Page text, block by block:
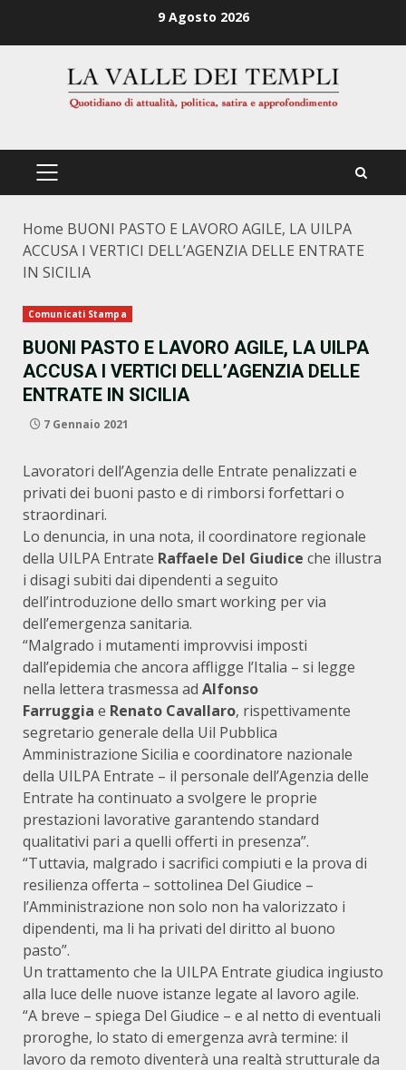
9 Agosto 2026
PRIMÄRES
Home BUONI PASTO E LAVORO AGILE, LA UILPA
ACCUSA I VERTICI DELL’AGENZIA DELLE ENTRATE
IN SICILIA
Comunicati Stampa
BUONI PASTO E LAVORO AGILE, LA UILPA
ACCUSA I VERTICI DELL’AGENZIA DELLE
ENTRATE IN SICILIA
7 Gennaio 2021
Lavoratori dell’Agenzia delle Entrate penalizzati e
privati dei buoni pasto e di rimborsi forfettari o
straordinari.
Lo denuncia, in una nota, il coordinatore regionale
della UILPA Entrate Raffaele Del Giudice che illustra
i disagi subiti dai dipendenti a seguito
dell’introduzione dello smart working per via
dell’emergenza sanitaria.
“Malgrado i mutamenti improvvisi imposti
dall’epidemia che ancora affligge l’Italia – si legge
nella lettera trasmessa ad Alfonso
Farruggia e Renato Cavallaro, rispettivamente
segretario generale della Uil Pubblica
Amministrazione Sicilia e coordinatore nazionale
della UILPA Entrate – il personale dell’Agenzia delle
Entrate ha continuato a svolgere le proprie
prestazioni lavorative garantendo standard
qualitativi pari a quelli offerti in presenza”.
“Tuttavia, malgrado i sacrifici compiuti e la prova di
resilienza offerta – sottolinea Del Giudice –
l’Amministrazione non solo non ha valorizzato i
dipendenti, ma li ha privati del diritto al buono
pasto”.
Un trattamento che la UILPA Entrate giudica ingiusto
alla luce delle nuove istanze legate al lavoro agile.
“A breve – spiega Del Giudice – e al netto di eventuali
proroghe, lo stato di emergenza avrà termine: il
lavoro da remoto diventerà una realtà strutturale da